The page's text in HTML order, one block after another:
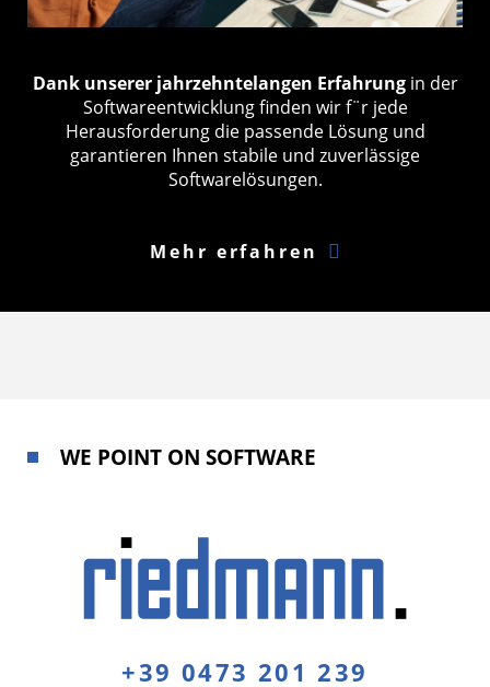
Dank unserer jahrzehntelangen Erfahrungin der
Softwareentwicklung finden wir f¨r jede
Herausforderung die passende Lösung und
garantieren Ihnen stabile und zuverlässige
Softwarelösungen.
Mehr erfahren
WE POINT ON SOFTWARE
+39 0473 201 239